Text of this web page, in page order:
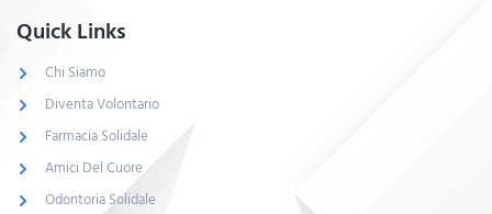
Quick Links
Chi Siamo
Diventa Volontario
Farmacia Solidale
Amici Del Cuore
Odontoria Solidale